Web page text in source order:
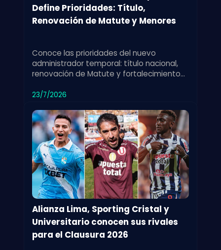
Define Prioridades: Título,
Renovación de Matute y Menores
Conoce las prioridades del nuevo
administrador temporal: título nacional,
renovación de Matute y fortalecimiento
23/7/2026
Alianza Lima, Sporting Cristal y
Universitario conocen sus rivales
para el Clausura 2026